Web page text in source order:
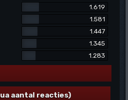
1.619
1.581
1.447
1.345
1.283
aantal reacties)